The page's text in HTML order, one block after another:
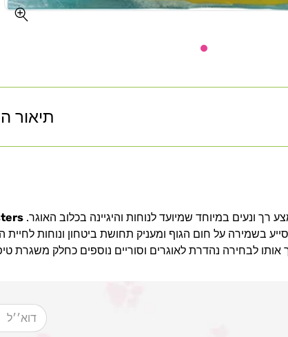
תיאור
בשמירה על חום הגוף ומעניק תחושת ביטחון ונוחות
לבחירה נהדרת לאוגרים וסוריים נוספים כחלק משגרת
דוא׳׳ל